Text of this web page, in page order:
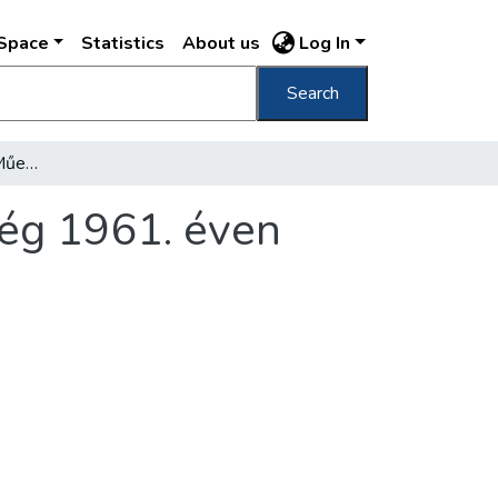
Statistics About us Log In
Search
Beszámoló a Fővárosi Műemlék Felügyelőség 1961. éven végzett munkáiról
1961. éven